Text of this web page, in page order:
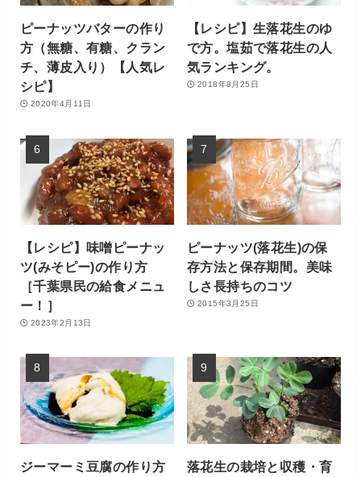
ピーナッツバターの作り
方（無糖、有糖、クラン
チ、薄皮入り）【人気レ
シピ】
2020年4月11日
【レシピ】生落花生のゆ
で方。塩茹で落花生の人
気ランキング。
2018年8月25日
【レシピ】味噌ピーナッ
ツ(みそピー)の作り方
［千葉県民の給食メニュ
ー！］
2023年2月13日
ピーナッツ(落花生)の保
存方法と保存期間。美味
しさ長持ちのコツ
2015年3月25日
ジーマーミ豆腐の作り方
落花生の栽培と収穫・育